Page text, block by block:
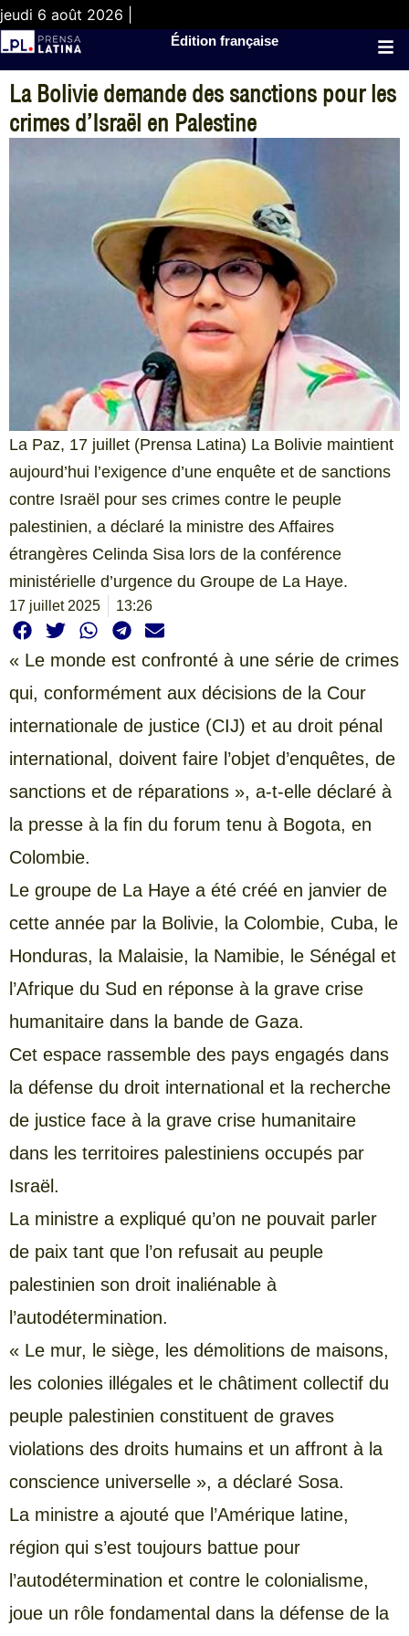
jeudi 6 août 2026 |
Édition française
La Bolivie demande des sanctions pour les
crimes d’Israël en Palestine
La Paz, 17 juillet (Prensa Latina) La Bolivie maintient
aujourd’hui l’exigence d’une enquête et de sanctions
contre Israël pour ses crimes contre le peuple
palestinien, a déclaré la ministre des Affaires
étrangères Celinda Sisa lors de la conférence
ministérielle d’urgence du Groupe de La Haye.
17 juillet 2025 13:26
« Le monde est confronté à une série de crimes
qui, conformément aux décisions de la Cour
internationale de justice (CIJ) et au droit pénal
international, doivent faire l’objet d’enquêtes, de
sanctions et de réparations », a-t-elle déclaré à
la presse à la fin du forum tenu à Bogota, en
Colombie.
Le groupe de La Haye a été créé en janvier de
cette année par la Bolivie, la Colombie, Cuba, le
Honduras, la Malaisie, la Namibie, le Sénégal et
l’Afrique du Sud en réponse à la grave crise
humanitaire dans la bande de Gaza.
Cet espace rassemble des pays engagés dans
la défense du droit international et la recherche
de justice face à la grave crise humanitaire
dans les territoires palestiniens occupés par
Israël.
La ministre a expliqué qu’on ne pouvait parler
de paix tant que l’on refusait au peuple
palestinien son droit inaliénable à
l’autodétermination.
« Le mur, le siège, les démolitions de maisons,
les colonies illégales et le châtiment collectif du
peuple palestinien constituent de graves
violations des droits humains et un affront à la
conscience universelle », a déclaré Sosa.
La ministre a ajouté que l’Amérique latine,
région qui s’est toujours battue pour
l’autodétermination et contre le colonialisme,
joue un rôle fondamental dans la défense de la